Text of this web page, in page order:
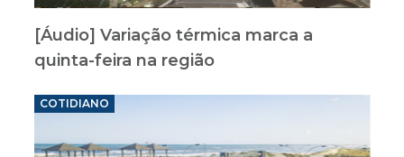
[Áudio] Variação térmica marca a
quinta-feira na região
COTIDIANO